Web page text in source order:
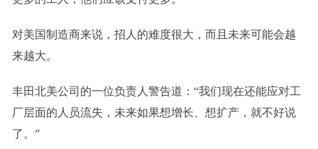
对美国制造商来说，招人的难度很大，而且未来可能会越
来越大。
丰田北美公司的一位负责人警告道：“我们现在还能应对工
厂层面的人员流失，未来如果想增长、想扩产，就不好说
了。”